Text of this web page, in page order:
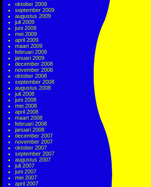
oktober 2009
september 2009
augustus 2009
juli 2009
juni 2009
mei 2009
april 2009
maart 2009
februari 2009
januari 2009
december 2008
november 2008
oktober 2008
september 2008
augustus 2008
juli 2008
juni 2008
mei 2008
april 2008
maart 2008
februari 2008
januari 2008
december 2007
november 2007
oktober 2007
september 2007
augustus 2007
juli 2007
juni 2007
mei 2007
april 2007